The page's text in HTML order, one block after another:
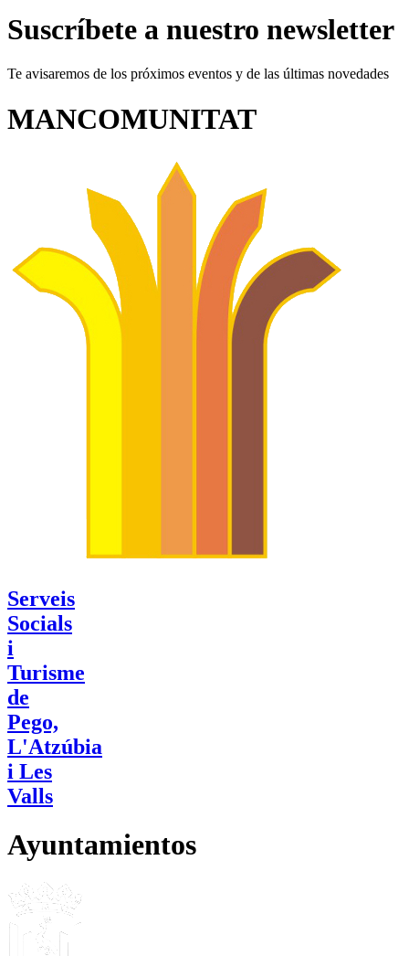
Suscríbete a nuestro newsletter
Te avisaremos de los próximos eventos y de las últimas novedades
MANCOMUNITAT
Serveis
Socials
i
Turisme
de
Pego,
L'Atzúbia
i Les
Valls
Ayuntamientos